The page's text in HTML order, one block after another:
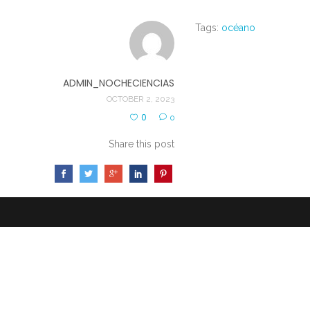
ADMIN_NOCHECIENCIAS
OCTOBER 2, 2023
0 0
Share this post
Tags: océano